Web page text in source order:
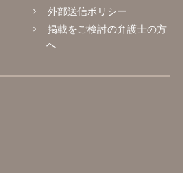
外部送信ポリシー
掲載をご検討の弁護士の方
へ